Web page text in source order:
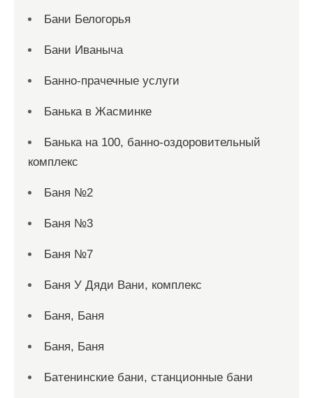
Бани Белогорья
Бани Иваныча
Банно-прачечные услуги
Банька в Жасминке
Банька на 100, банно-оздоровительный
комплекс
Баня №2
Баня №3
Баня №7
Баня У Дяди Вани, комплекс
Баня, Баня
Баня, Баня
Батенинские бани, станционные бани